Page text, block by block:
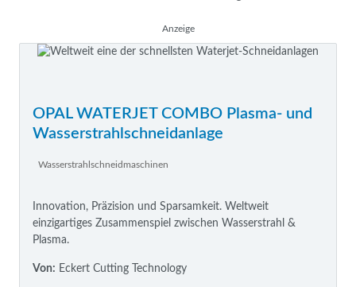
Anzeige
OPAL WATERJET COMBO Plasma- und
Wasserstrahlschneidanlage
Wasserstrahlschneidmaschinen
Innovation, Präzision und Sparsamkeit. Weltweit
einzigartiges Zusammenspiel zwischen Wasserstrahl &
Plasma.
Von: Eckert Cutting Technology